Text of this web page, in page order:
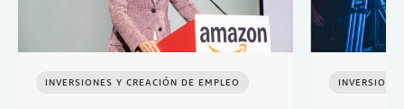
INVERSIONES Y CREACIÓN DE EMPLEO